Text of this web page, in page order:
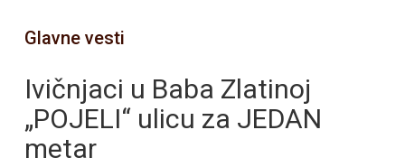
Glavne vesti
Ivičnjaci u Baba Zlatinoj
„POJELI“ ulicu za JEDAN
metar